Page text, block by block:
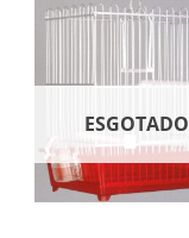
ESGOTADO